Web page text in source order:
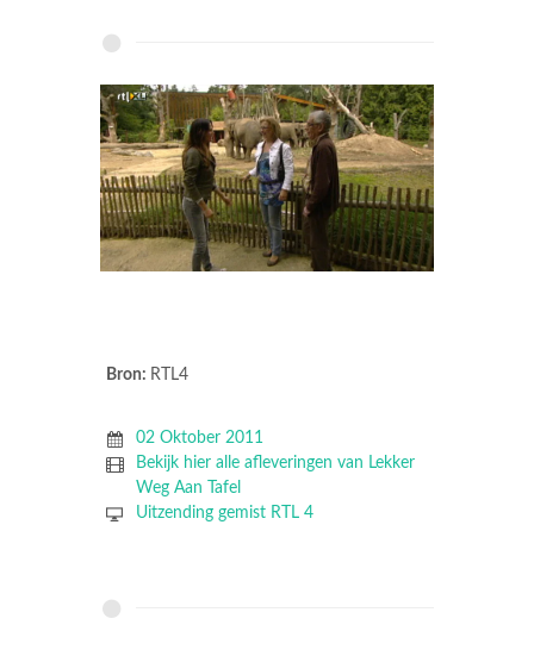
Bron: RTL4
02 Oktober 2011
Bekijk hier alle afleveringen van Lekker
Weg Aan Tafel
Uitzending gemist RTL 4